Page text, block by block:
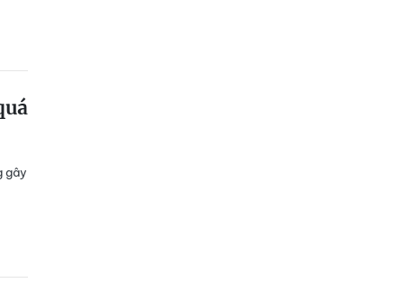
gây